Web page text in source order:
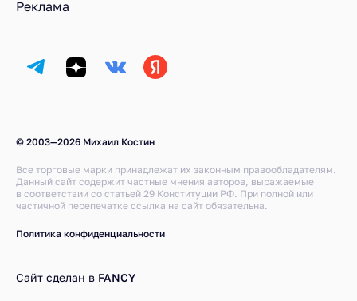
© 2003—2026 Михаил Костин
Все торговые марки принадлежат их законным правообладателям.
Данный сайт содержит частные мнения авторов, выражаемые
в соответствии со статьей 29 Конституции РФ. При полной или
частичной перепечатке ссылка на сайт обязательна.
Политика конфиденциальности
Реклама
Сайт сделан в FANCY